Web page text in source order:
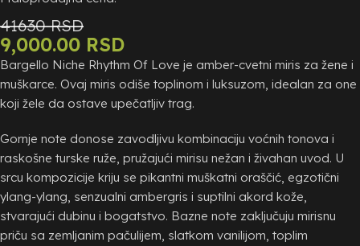
41630 RSD
9,000.00 RSD
Bargello Niche Rhythm Of Love je amber-cvetni miris za žene i
muškarce. Ovaj miris odiše toplinom i luksuzom, idealan za one
koji žele da ostave upečatljiv trag.
Gornje note donose zavodljivu kombinaciju voćnih tonova i
raskošne turske ruže, pružajući mirisu nežan i živahan uvod. U
srcu kompozicije kriju se pikantni muškatni oraščić, egzotični
ylang-ylang, senzualni ambergris i suptilni akord kože,
stvarajući dubinu i bogatstvo. Bazne note zaključuju mirisnu
priču sa zemljanim pačulijem, slatkom vanilijom, toplim